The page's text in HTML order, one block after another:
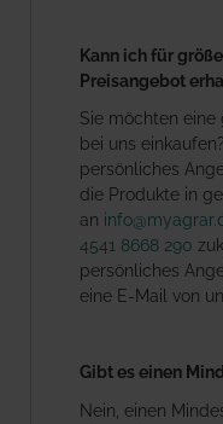
Kann ich für
Preisangebot
Sie möchten eine
bei uns
persönliches
die Produkte in
an
4541 8668 290
persönliches
eine E-Mail von
Gibt es einen
Nein, einen